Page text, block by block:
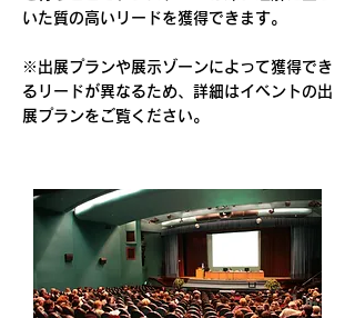
いた質の高いリードを獲得できます。
※出展プランや展示ゾーンによって獲得でき
るリードが異なるため、詳細はイベントの出
展プランをご覧ください。